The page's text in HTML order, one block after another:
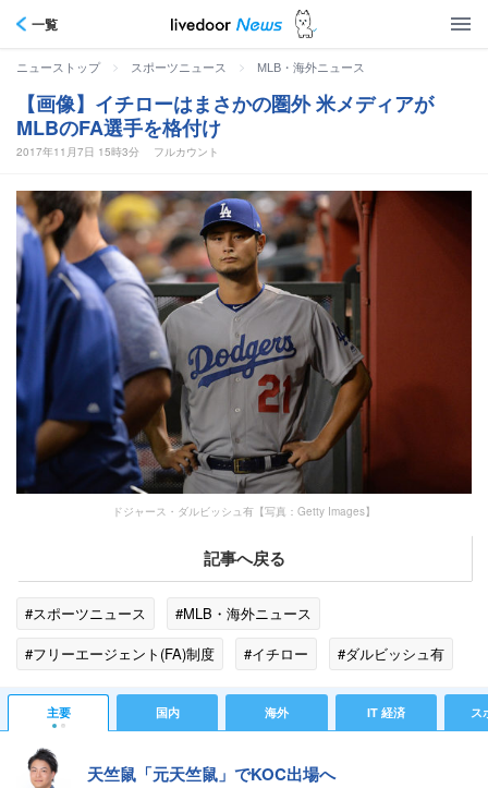
一覧
ニューストップ > スポーツニュース > MLB・海外ニュース
【画像】イチローはまさかの圏外 米メディアが
MLBのFA選手を格付け
2017年11月7日 15時3分 フルカウント
ドジャース・ダルビッシュ有【写真：Getty Images】
記事へ戻る
#スポーツニュース
#MLB・海外ニュース
#フリーエージェント(FA)制度
#イチロー
#ダルビッシュ有
#上原浩治
#青木宣親
#日本人メジャーリーガー
#MLBニュース
#スポーツニュース・トピックス
主要 国内 海外 IT 経済 ス
天竺鼠「元天竺鼠」でKOC出場へ